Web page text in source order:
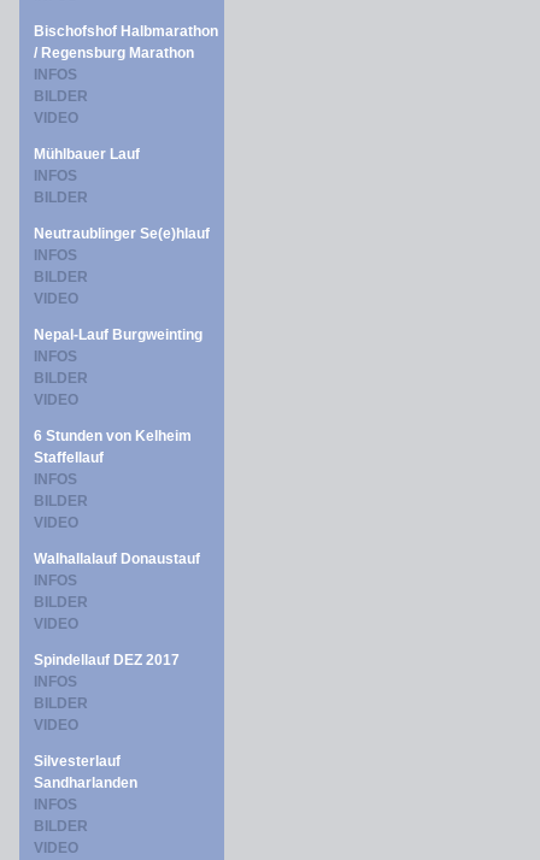
Bischofshof Halbmarathon
/ Regensburg Marathon
INFOS
BILDER
VIDEO
Mühlbauer Lauf
INFOS
BILDER
Neutraublinger Se(e)hlauf
INFOS
BILDER
VIDEO
Nepal-Lauf Burgweinting
INFOS
BILDER
VIDEO
6 Stunden von Kelheim
Staffellauf
INFOS
BILDER
VIDEO
Walhallalauf Donaustauf
INFOS
BILDER
VIDEO
Spindellauf DEZ 2017
INFOS
BILDER
VIDEO
Silvesterlauf
Sandharlanden
INFOS
BILDER
VIDEO